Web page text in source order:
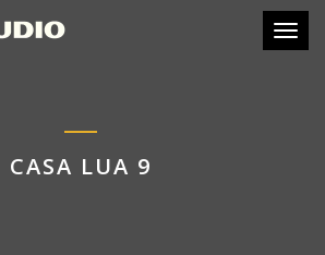
CASA LUA 9